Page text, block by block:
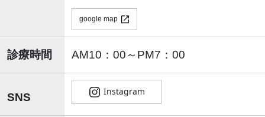
google map
診療時間 AM10：00～PM7：00
SNS